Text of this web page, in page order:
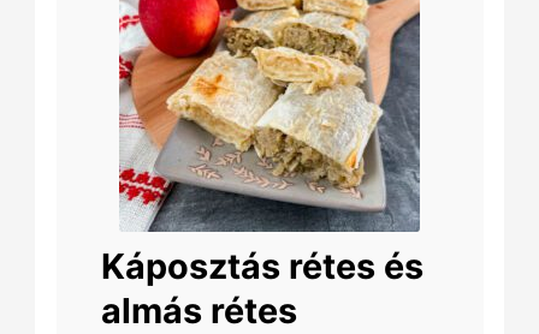
Káposztás rétes és
almás rétes